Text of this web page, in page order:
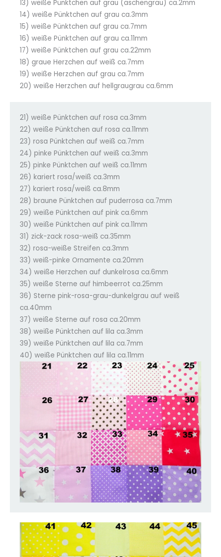
13) weiße Pünktchen auf grau (aschengrau) ca.2mm
14) weiße Pünktchen auf grau ca.3mm
15) weiße Pünktchen auf grau ca.7mm
16) weiße Pünktchen auf grau ca.11mm
17) weiße Pünktchen auf grau ca.22mm
18) graue Herzchen auf weiß ca.7mm
19) weiße Herzchen auf grau ca.7mm
20) weiße Herzchen auf hellgraugrau ca.6mm
21) weiße Pünktchen auf rosa ca.3mm
22) weiße Pünktchen auf rosa ca.11mm
23) rosa Pünktchen auf weiß ca.7mm
24) pinke Pünktchen auf weiß ca.3mm
25) pinke Pünktchen auf weiß ca.11mm
26) kariert rosa/weiß ca.3mm
27) kariert rosa/weiß ca.8mm
28) braune Pünktchen auf puderrosa ca.7mm
29) weiße Pünktchen auf pink ca.6mm
30) weiße Pünktchen auf pink ca.11mm
31) zick-zack rosa-weiß ca.35mm
32) rosa-weiße Streifen ca.3mm
33) weiß-pinke Ornamente ca.20mm
34) weiße Herzchen auf dunkelrosa ca.6mm
35) weiße Sterne auf himbeerrot ca.25mm
36) Sterne pink-rosa-grau-dunkelgrau auf weiß
ca.40mm
37) weiße Sterne auf rosa ca.20mm
38) weiße Pünktchen auf lila ca.3mm
39) weiße Pünktchen auf lila ca.7mm
40) weiße Pünktchen auf lila ca.11mm